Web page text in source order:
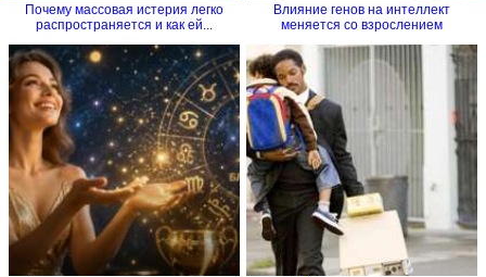
Почему массовая истерия легко
распространяется и как ей...
Влияние генов на интеллект
меняется со взрослением